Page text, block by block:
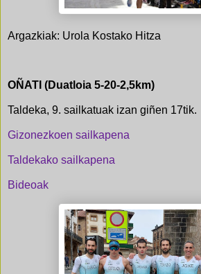
Argazkiak: Urola Kostako Hitza
OÑATI (Duatloia 5-20-2,5km)
Taldeka, 9. sailkatuak izan giñen 17tik.
Gizonezkoen sailkapena
Taldekako sailkapena
Bideoak